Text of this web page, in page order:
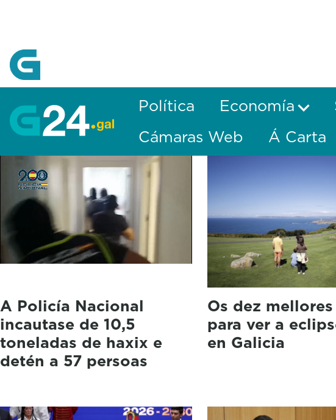
Política Economía
Cámaras Web
Á Carta
A Policía Nacional
incautase de 10,5
toneladas de haxix e
detén a 57 persoas
Os dez
para ver a
en Galicia